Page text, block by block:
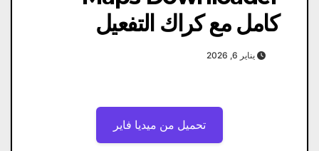
كامل مع كراك التفعيل
يناير 6, 2026
تحميل من ميديا ​​فاير